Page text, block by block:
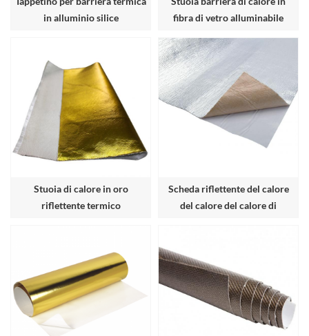
in alluminio silice
fibra di vetro alluminabile
Stuoia di calore in oro
riflettente termico
Scheda riflettente del calore
del calore del calore di